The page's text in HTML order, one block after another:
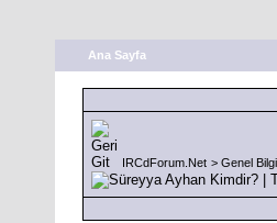
Ana Sayfa
IRCdForum.Net > Genel